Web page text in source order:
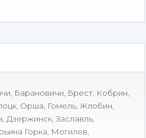
Барановичи Брест Кобрин
Орша Гомель Жлобин
Дзержинск Заславль
Горка Могилев